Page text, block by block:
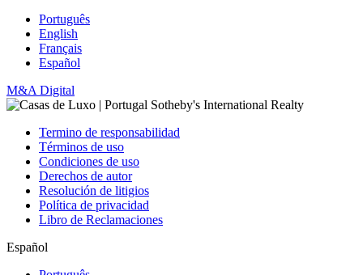
Português
English
Français
Español
M&A Digital
Termino de responsabilidad
Términos de uso
Condiciones de uso
Derechos de autor
Resolución de litigios
Política de privacidad
Libro de Reclamaciones
Español